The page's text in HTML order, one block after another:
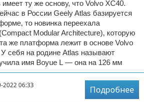
ту же основу, что Volvo XC40.
в России Geely Atlas базируется
то новинка переехала
Modular Architecture), которую
же платформа лежит в основе Volvo
себя на родине Atlas называют
имя Boyue L — она на 126 мм
2022 06:33
Подробнее